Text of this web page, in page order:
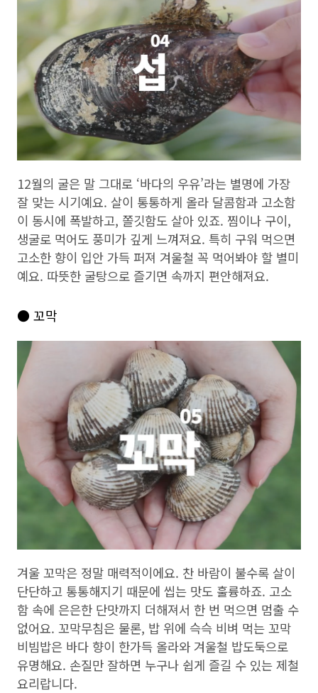
12월의 굴은 말 그대로 ‘바다의 우유’라는 별명에 가장
잘 맞는 시기예요. 살이 통통하게 올라 달콤함과 고소함
이 동시에 폭발하고, 쫄깃함도 살아 있죠. 찜이나 구이,
생굴로 먹어도 풍미가 깊게 느껴져요. 특히 구워 먹으면
고소한 향이 입안 가득 퍼져 겨울철 꼭 먹어봐야 할 별미
예요. 따뜻한 굴탕으로 즐기면 속까지 편안해져요.
● 꼬막
겨울 꼬막은 정말 매력적이에요. 찬 바람이 불수록 살이
단단하고 통통해지기 때문에 씹는 맛도 훌륭하죠. 고소
함 속에 은은한 단맛까지 더해져서 한 번 먹으면 멈출 수
없어요. 꼬막무침은 물론, 밥 위에 슥슥 비벼 먹는 꼬막
비빔밥은 바다 향이 한가득 올라와 겨울철 밥도둑으로
유명해요. 손질만 잘하면 누구나 쉽게 즐길 수 있는 제철
요리랍니다.